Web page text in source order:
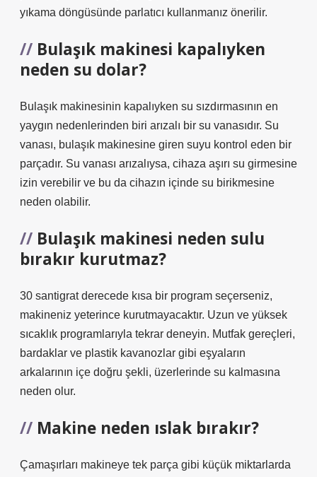
yıkama döngüsünde parlatıcı kullanmanız önerilir.
Bulaşık makinesi kapalıyken
neden su dolar?
Bulaşık makinesinin kapalıyken su sızdırmasının en
yaygın nedenlerinden biri arızalı bir su vanasıdır. Su
vanası, bulaşık makinesine giren suyu kontrol eden bir
parçadır. Su vanası arızalıysa, cihaza aşırı su girmesine
izin verebilir ve bu da cihazın içinde su birikmesine
neden olabilir.
Bulaşık makinesi neden sulu
bırakır kurutmaz?
30 santigrat derecede kısa bir program seçerseniz,
makineniz yeterince kurutmayacaktır. Uzun ve yüksek
sıcaklık programlarıyla tekrar deneyin. Mutfak gereçleri,
bardaklar ve plastik kavanozlar gibi eşyaların
arkalarının içe doğru şekli, üzerlerinde su kalmasına
neden olur.
Makine neden ıslak bırakır?
Çamaşırları makineye tek parça gibi küçük miktarlarda